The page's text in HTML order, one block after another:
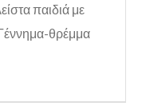
παιδιά με
θρέμμα